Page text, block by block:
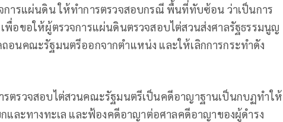
การแผ่นดิน ให้ทำการตรวจสอบกรณี พื้นที่ทับซ้อน ว่าเป็นการ
พื่อขอให้ผู้ตรวจการแผ่นดินตรวจสอบไต่สวนส่งศาลรัฐธรรมนูญ
อนคณะรัฐมนตรีออกจากตำแหน่ง และให้เลิกการกระทำดัง
ตรวจสอบไต่สวนคณะรัฐมนตรีเป็นคดีอาญาฐานเป็นกบฏทำให้
และทางทะเล และฟ้องคดีอาญาต่อศาลคดีอาญาของผู้ดำรง